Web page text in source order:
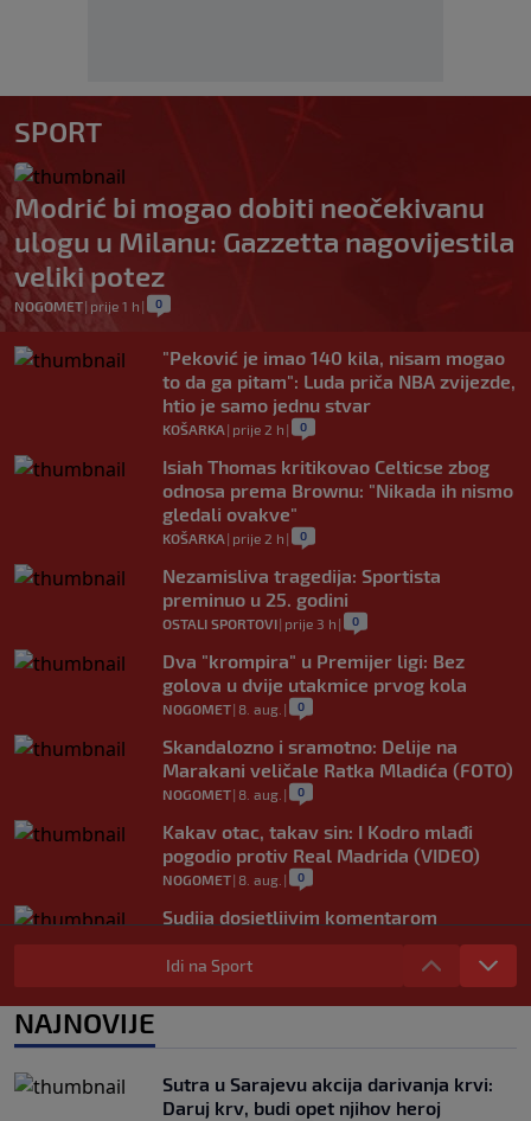
SPORT
Modrić bi mogao dobiti neočekivanu
ulogu u Milanu: Gazzetta nagovijestila
veliki potez
NOGOMET| prije 1 h | 0
"Peković je imao 140 kila, nisam mogao
to da ga pitam": Luda priča NBA zvijezde,
htio je samo jednu stvar
KOŠARKA | prije 2 h | 0
Isiah Thomas kritikovao Celticse zbog
odnosa prema Brownu: "Nikada ih nismo
gledali ovakve"
KOŠARKA | prije 2 h | 0
Nezamisliva tragedija: Sportista
preminuo u 25. godini
OSTALI SPORTOVI| prije 3 h | 0
Dva "krompira" u Premijer ligi: Bez
golova u dvije utakmice prvog kola
NOGOMET| 8. aug. | 0
Skandalozno i sramotno: Delije na
Marakani veličale Ratka Mladića (FOTO)
NOGOMET| 8. aug. | 0
Kakav otac, takav sin: I Kodro mlađi
pogodio protiv Real Madrida (VIDEO)
NOGOMET| 8. aug. | 0
Sudija dosjetljivim komentarom
nasmijao publiku nakon žalbe tenisera
(VIDEO)
Idi na Sport
NAJNOVIJE
Sutra u Sarajevu akcija darivanja krvi:
Daruj krv, budi opet njihov heroj